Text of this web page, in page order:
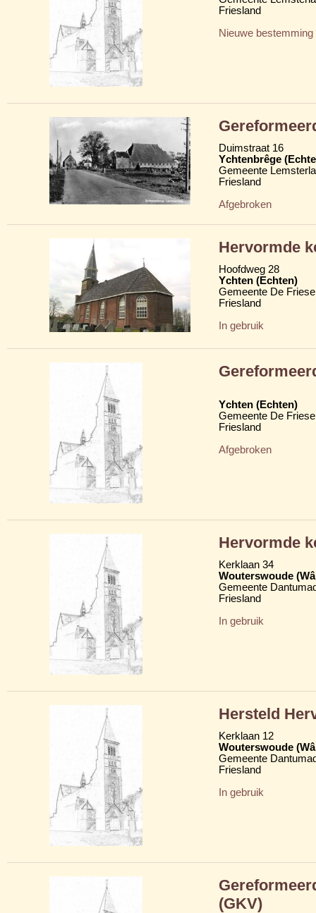
Friesland
Nieuwe bestemming
Duimstraat 16
Ychtenbrêge
Gemeente
Friesland
Afgebroken
Hervormde
Hoofdweg 28
Ychten (Echten)
Gemeente De
Friesland
In gebruik
Ychten (Echten)
Gemeente De
Friesland
Afgebroken
Hervormde
Kerklaan 34
Wouterswoude
Gemeente
Friesland
In gebruik
Hersteld
Kerklaan 12
Wouterswoude
Gemeente
Friesland
In gebruik
(GKV)